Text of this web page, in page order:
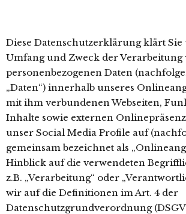
Diese Datenschutzerklärung klärt Sie
Umfang und Zweck der Verarbeitung
personenbezogenen Daten
„Daten“) innerhalb unseres
mit ihm verbundenen Webseiten,
Inhalte sowie externen
unser Social Media Profile auf
gemeinsam bezeichnet als
Hinblick auf die verwendeten
z.B. „Verarbeitung“ oder
wir auf die Definitionen im Art. 4 der
Datenschutzgrundverordnung